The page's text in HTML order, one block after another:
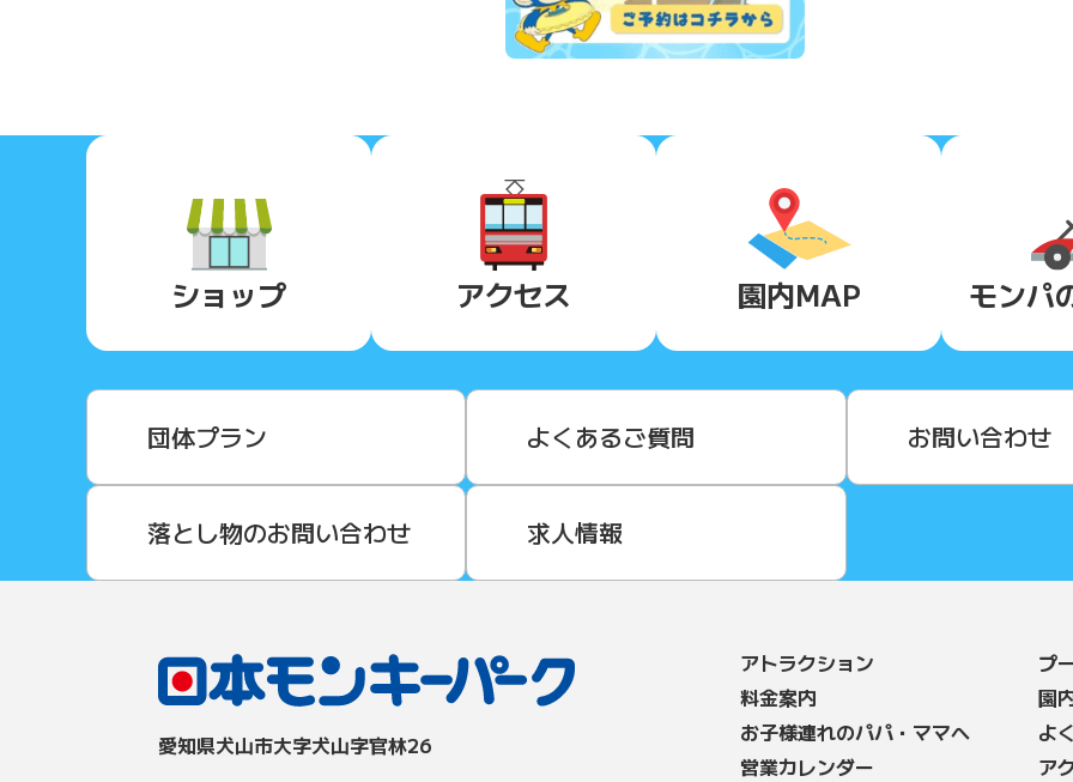
ショップ アクセス 園内MAP モンパ
団体プラン よくあるご質問 お問い合わせ
落とし物のお問い合わせ 求人情報
愛知県⽝⼭市⼤字⽝⼭字官林26
アトラクション
料⾦案内
お子様連れのパパ・ママへ
営業カレンダー
プ
園
よ
ア